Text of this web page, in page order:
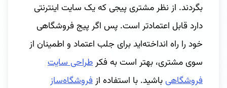
بگردند. از نظر مشتری پیجی که یک سایت اینترنتی
دارد قابل اعتمادتر است. پس اگر پیج فروشگاهی
خود را راه انداخته‌اید برای جلب اعتماد و اطمینان از
سوی مشتری، بهتر است به فکر طراحی سایت
فروشگاهیباشید. با استفاده از فروشگاه‌ساز